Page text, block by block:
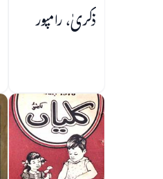
ذکریٰ، رامپور